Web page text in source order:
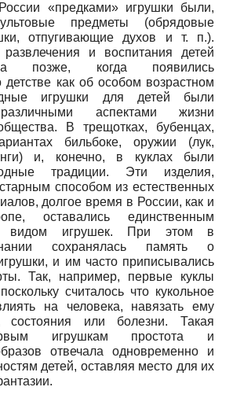
«предками» игрушки были,
предметы (обрядовые
отпугивающие духов и т. п.).
и воспитания детей
позже, когда появились
детстве как об особом возрастном
игрушки для детей были
аспектами жизни
В трещотках, бубенцах,
бильбоке, оружии (лук,
и, конечно, в куклах были
традиции. Эти изделия,
способом из естественных
долгое время в России, как и
оставались единственным
видом игрушек. При этом в
сохранялась память о
и им часто приписывались
Так, например, первые куклы
считалось что кукольное
на человека, навязать ему
или болезни. Такая
игрушкам простота и
отвечала одновременно и
детей, оставляя место для их